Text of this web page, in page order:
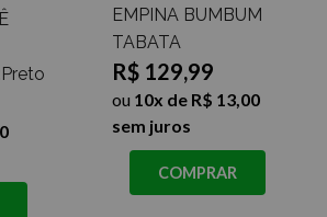
EMPINA BUMBUM
TABATA
R$ 129,99
ou 10x de R$ 13,00
sem juros
COMPRAR